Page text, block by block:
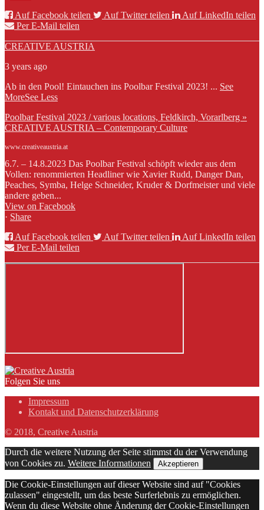
Auf Facebook teilen
Auf Twitter teilen
Auf LinkedIn teilen
Per E-Mail teilen
CREATIVE AUSTRIA
3 years ago
Ab in den Pool! Eintauchen ins Poolbar Festival 2023! ... See
MoreSee Less
Poolbar Festival 2023 / various locations, Feldkirch, Vorarlberg »
CREATIVE AUSTRIA – Contemporary Culture
www.creativeaustria.at
6.7. – 14.8.2023 Das Poolbar Festival schöpft wieder aus dem
Vollen: renommierten Headliner wie Xavier Rudd, Danger Dan,
Peaches, Symba, Helge Schneider, Kruder & Dorfmeister und viele
andere geben...
View on Facebook
· Share
Auf Facebook teilen
Auf Twitter teilen
Auf LinkedIn teilen
Per E-Mail teilen
Folgen Sie uns
Impressum
Kontakt und Datenschutzerklärung
© 2018, Creative Austria
Durch die weitere Nutzung der Seite stimmst du der Verwendung
von Cookies zu. Weitere Informationen Akzeptieren
Die Cookie-Einstellungen auf dieser Website sind auf "Cookies
zulassen" eingestellt, um das beste Surferlebnis zu ermöglichen.
Wenn du diese Website ohne Änderung der Cookie-Einstellungen